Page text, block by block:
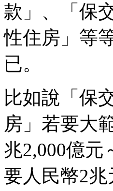
款」、「保
性住房」等
已。
比如說「保
房」若要大
兆2,000億元
要人民幣2